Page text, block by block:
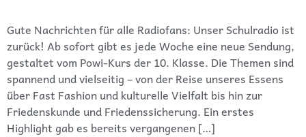
Gute Nachrichten für alle Radiofans: Unser Schulradio ist
zurück! Ab sofort gibt es jede Woche eine neue Sendung,
gestaltet vom Powi-Kurs der 10. Klasse. Die Themen sind
spannend und vielseitig – von der Reise unseres Essens
über Fast Fashion und kulturelle Vielfalt bis hin zur
Friedenskunde und Friedenssicherung. Ein erstes
Highlight gab es bereits vergangenen […]